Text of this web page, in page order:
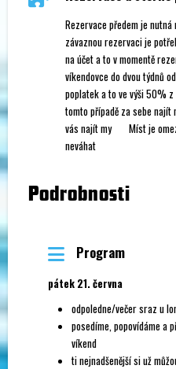
Rezervace předem je
závaznou rezervaci je
na účet a to v momentě
víkendovce do dvou týdnů
poplatek a to ve výši 50%
tomto případě za sebe najít
vás najít my
Míst je
neváhat
Podrobnosti
Program
pátek 21. června
odpoledne/večer sraz u
posedíme, popovídáme a
víkend
ti nejnadšenější si už